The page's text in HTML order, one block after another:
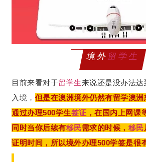
境外留学生
目前来看对于留学生来说还是没办法
入境， 但是在澳洲境外仍然有留学澳
通过办理500学生签证 ，在国内上网课
同时当你后续有移民需求的时候， 移民
证明时间，所以境外办理500学签是很